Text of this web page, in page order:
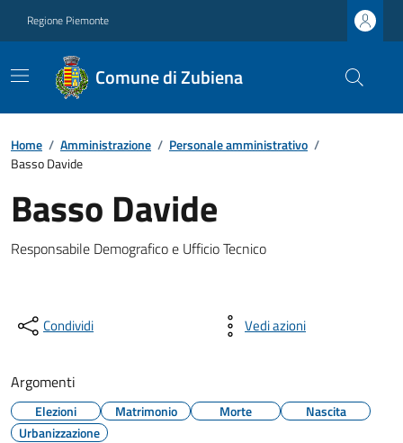
Regione Piemonte
Comune di Zubiena
Home / Amministrazione / Personale amministrativo /
Basso Davide
Basso Davide
Responsabile Demografico e Ufficio Tecnico
Condividi Vedi azioni
Argomenti
Elezioni Matrimonio Morte
Nascita
Urbanizzazione